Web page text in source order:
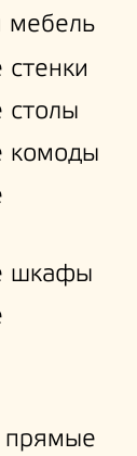
мебель
столы
комоды
шкафы